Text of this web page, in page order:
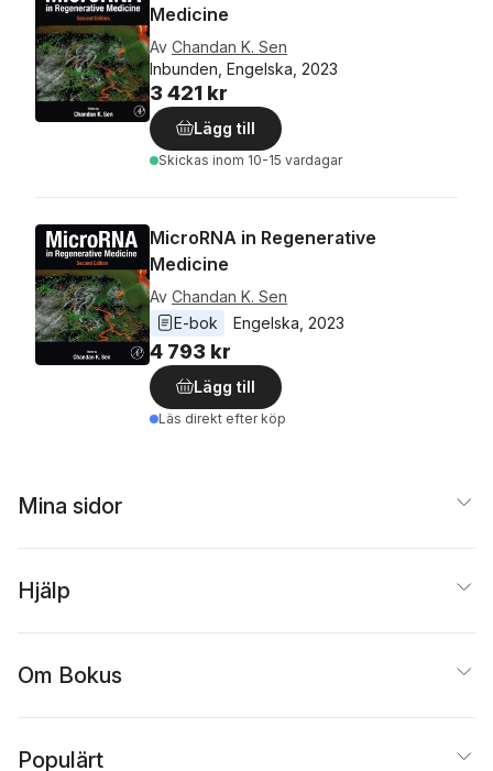
Medicine
Av Chandan K. Sen
Inbunden, Engelska, 2023
3 421 kr
Lägg till
Skickas inom 10-15 vardagar
MicroRNA in Regenerative
Medicine
Av Chandan K. Sen
E-bok
Engelska 2023
4 793 kr
Lägg till
Läs direkt efter köp
Mina sidor
Hjälp
Om Bokus
Populärt